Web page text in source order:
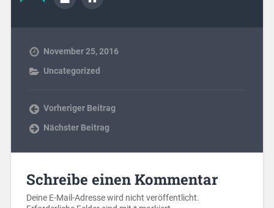
November 25, 2016
Uncategorized
Vorheriger Beitrag
Nächster Beitrag
Schreibe einen Kommentar
Deine E-Mail-Adresse wird nicht veröffentlicht.